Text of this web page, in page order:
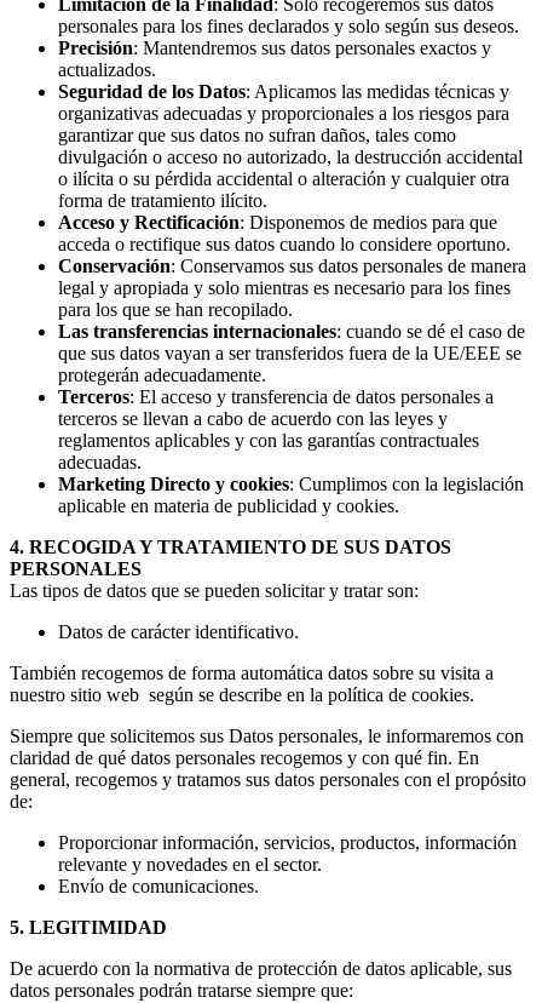
Limitación de la Finalidad: Solo recogeremos sus datos
personales para los fines declarados y solo según sus deseos.
Precisión: Mantendremos sus datos personales exactos y
actualizados.
Seguridad de los Datos: Aplicamos las medidas técnicas y
organizativas adecuadas y proporcionales a los riesgos para
garantizar que sus datos no sufran daños, tales como
divulgación o acceso no autorizado, la destrucción accidental
o ilícita o su pérdida accidental o alteración y cualquier otra
forma de tratamiento ilícito.
Acceso y Rectificación: Disponemos de medios para que
acceda o rectifique sus datos cuando lo considere oportuno.
Conservación: Conservamos sus datos personales de manera
legal y apropiada y solo mientras es necesario para los fines
para los que se han recopilado.
Las transferencias internacionales: cuando se dé el caso de
que sus datos vayan a ser transferidos fuera de la UE/EEE se
protegerán adecuadamente.
Terceros: El acceso y transferencia de datos personales a
terceros se llevan a cabo de acuerdo con las leyes y
reglamentos aplicables y con las garantías contractuales
adecuadas.
Marketing Directo y cookies: Cumplimos con la legislación
aplicable en materia de publicidad y cookies.
4. RECOGIDA Y TRATAMIENTO DE SUS DATOS
PERSONALES
Las tipos de datos que se pueden solicitar y tratar son:
Datos de carácter identificativo.
También recogemos de forma automática datos sobre su visita a
nuestro sitio web según se describe en la política de cookies.
Siempre que solicitemos sus Datos personales, le informaremos con
claridad de qué datos personales recogemos y con qué fin. En
general, recogemos y tratamos sus datos personales con el propósito
de:
Proporcionar información, servicios, productos, información
relevante y novedades en el sector.
Envío de comunicaciones.
5. LEGITIMIDAD
De acuerdo con la normativa de protección de datos aplicable, sus
datos personales podrán tratarse siempre que: